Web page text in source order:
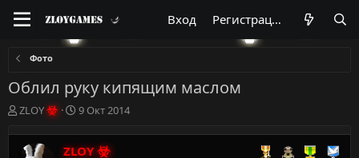
Вход Регистрация
Фото
Облил руку кипящим маслом
А
т
о
ZLOY
Д
т
а
9 Окт 2014
ZLOY